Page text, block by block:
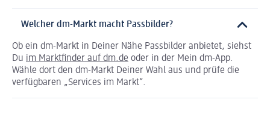
Welcher dm-Markt macht Passbilder?
Ob ein dm-Markt in Deiner Nähe Passbilder anbietet, siehst
Du im Marktfinder auf dm.de oder in der Mein dm-App.
Wähle dort den dm-Markt Deiner Wahl aus und prüfe die
verfügbaren „Services im Markt“.